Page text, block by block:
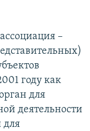
–
году как
для
деятельности
для